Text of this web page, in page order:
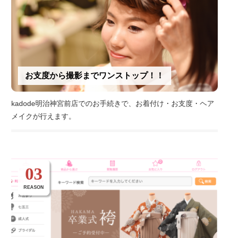
お支度から撮影までワンストップ！！
kadode明治神宮前店でのお手続きで、お着付け・お支度・ヘア
メイクが行えます。
03
REASON